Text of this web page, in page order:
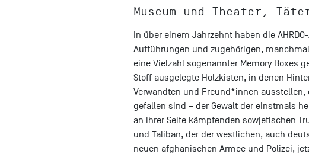
Museum und Theater,
In über einem Jahrzehnt haben die
Aufführungen und zugehörigen,
eine Vielzahl sogenannter Memory Boxes
Stoff ausgelegte Holzkisten, in denen
Verwandten und Freund*innen ausstellen,
gefallen sind – der Gewalt der einstmals
an ihrer Seite kämpfenden sowjetischen
und Taliban, der der westlichen, auch
neuen afghanischen Armee und Polizei,